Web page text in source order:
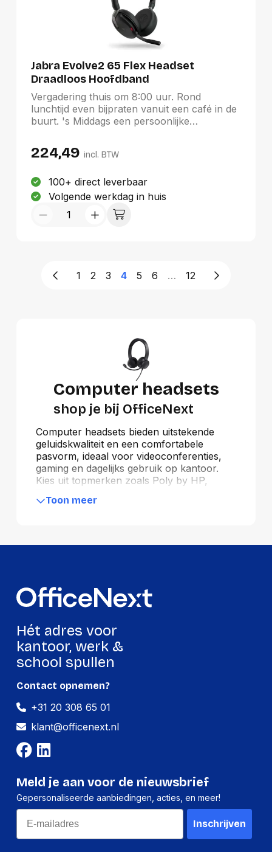
Jabra Evolve2 65 Flex Headset
Draadloos Hoofdband
Kantoor/callcenter USB Type-A
Bluetooth
Vergadering thuis om 8:00 uur. Rond
lunchtijd even bijpraten vanuit een café in de
buurt. 's Middags een persoonlijke
ontwerp is dit de meest draagbare
professionele headset met premium geluid,
revolutionaire Jabra Air Comfort technologie
transformeert de Evolve2 65 Flex je hybride
werkdag, zodat jij overal comfortabel werkt,
zonder je concentratie te verliezen.
224,49 incl. BTW
100+ direct leverbaar
Volgende werkdag in huis
1 2 3 4 5 6 … 12
Computer headsets
shop je bij OfficeNext
Computer headsets bieden uitstekende
geluidskwaliteit en een comfortabele
pasvorm, ideaal voor videoconferenties,
gaming en dagelijks gebruik op kantoor.
Kies uit topmerken zoals Poly by HP,
betrouwbare prestaties en duurzame
optimale prestaties en een langere
levensduur. Perfect voor thuiswerk,
waar geluid en comfort essentieel zijn.
Toon meer
Hét adres voor
kantoor, werk &
school spullen
Contact opnemen?
+31 20 308 65 01
klant@officenext.nl
Meld je aan voor de nieuwsbrief
Gepersonaliseerde aanbiedingen, acties, en meer!
Email
Inschrijven